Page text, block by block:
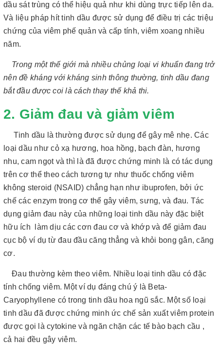
dầu sát trùng có thể hiệu quả như khi dùng trực tiếp lên da.
Và liệu pháp hít tinh dầu được sử dụng để điều trị các triệu
chứng của viêm phế quản và cấp tính, viêm xoang nhiều
năm.
Trong một thế giới mà nhiều chủng loại vi khuẩn đang trở
nên đề kháng với kháng sinh thông thường, tinh dầu đang
bắt đầu được coi là cách thay thế khả thi.
2. Giảm đau và giảm viêm
Tinh dầu là thường được sử dụng để gây mê nhẹ. Các
loại dầu như cỏ xạ hương, hoa hồng, bạch đàn, hương
nhu, cam ngọt và thì là đã được chứng minh là có tác dụng
trên cơ thể theo cách tương tự như thuốc chống viêm
không steroid (NSAID) chẳng hạn như ibuprofen, bởi ức
chế các enzym trong cơ thể gây viêm, sưng, và đau. Tác
dụng giảm đau này của những loại tinh dầu này đặc biệt
hữu ích làm dịu các cơn đau cơ và khớp và để giảm đau
cục bộ ví dụ từ đau đầu căng thẳng và khỏi bong gân, căng
cơ.
Đau thường kèm theo viêm. Nhiều loại tinh dầu có đặc
tính chống viêm. Một ví dụ đáng chú ý là Beta-
Caryophyllene có trong tinh dầu hoa ngũ sắc. Một số loại
tinh dầu đã được chứng minh ức chế sản xuất viêm protein
được gọi là cytokine và ngăn chặn các tế bào bạch cầu ,
cả hai đều gây viêm.